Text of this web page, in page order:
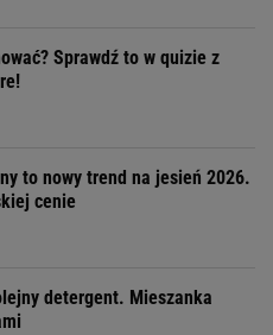
Sprawdź to w quizie z
to nowy trend na jesień 2026.
cenie
detergent. Mieszanka